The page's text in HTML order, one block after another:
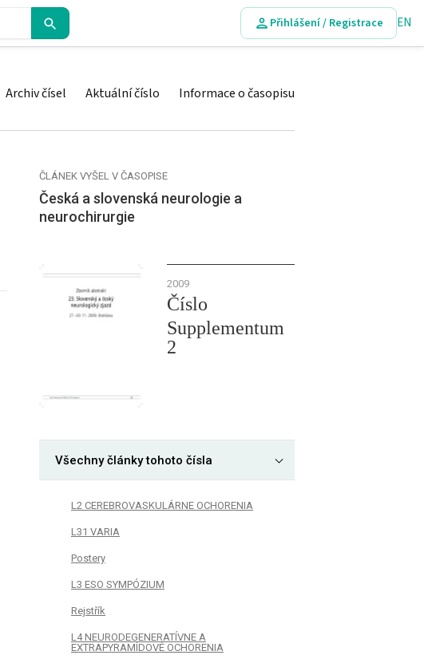
Přihlášení / Registrace EN
Archiv čísel Aktuální číslo Informace o časopisu
ČLÁNEK VYŠEL V ČASOPISE
Česká a slovenská neurologie a
neurochirurgie
2009
Číslo
Supplementum
2
Všechny články tohoto čísla
L2 CEREBROVASKULÁRNE OCHORENIA
L31 VARIA
Postery
L3 ESO SYMPÓZIUM
Rejstřík
L4 NEURODEGENERATÍVNE A
EXTRAPYRAMÍDOVÉ OCHORENIA